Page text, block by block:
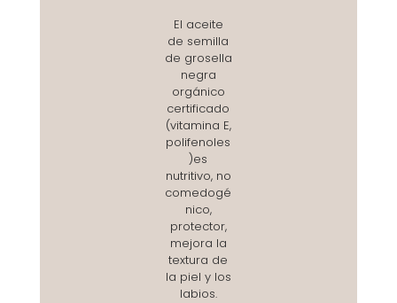
El aceite
de semilla
de grosella
negra
orgánico
certificado
(vitamina E,
polifenoles
)es
nutritivo, no
comedogé
nico,
protector,
mejora la
textura de
la piel y los
labios.